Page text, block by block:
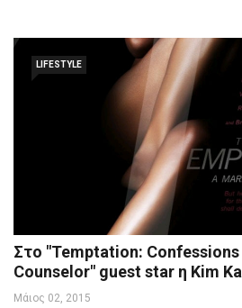
LIFESTYLE
Στο "Temptation:
Counselor" guest star η Kim
Μάιος 02, 2015